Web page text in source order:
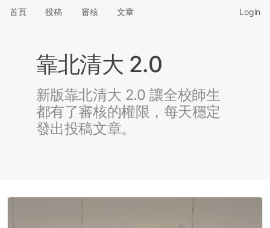
首頁 投稿 審核 文章 Login
靠北清大 2.0
新版靠北清大 2.0 讓全校師生
都有了審核的權限，每天穩定
發出投稿文章。